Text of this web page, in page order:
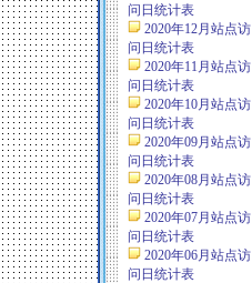
问日统计表
2020年12月站点访
问日统计表
2020年11月站点访
问日统计表
2020年10月站点访
问日统计表
2020年09月站点访
问日统计表
2020年08月站点访
问日统计表
2020年07月站点访
问日统计表
2020年06月站点访
问日统计表